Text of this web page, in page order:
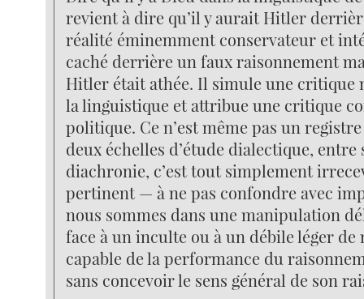
revient à dire qu’il y aurait Hitler
réalité éminemment conservateur et
caché derrière un faux raisonnement
Hitler était athée. Il simule une critique
la linguistique et attribue une critique
politique. Ce n’est même pas un
deux échelles d’étude dialectique,
diachronie, c’est tout simplement
pertinent — à ne pas confondre avec
nous sommes dans une manipulation
face à un inculte ou à un débile léger de
capable de la performance du
sans concevoir le sens général de son